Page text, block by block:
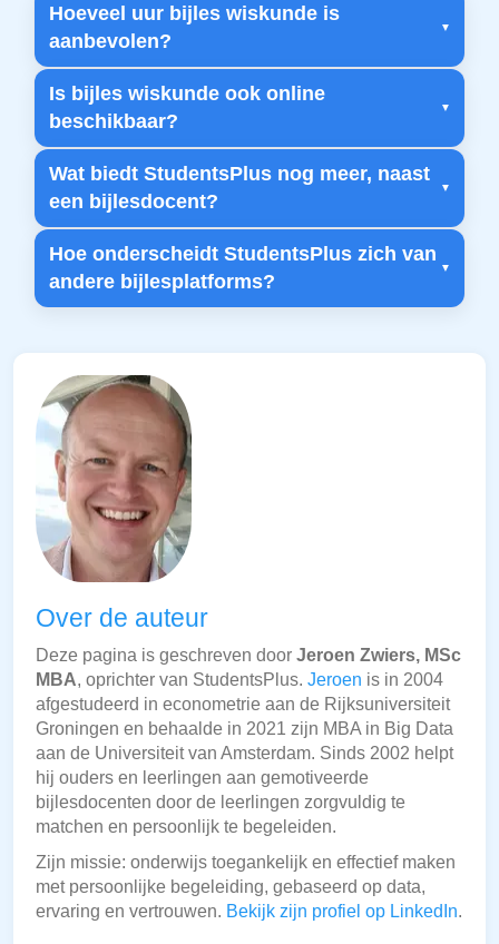
Hoeveel uur bijles wiskunde is
aanbevolen?
Is bijles wiskunde ook online
beschikbaar?
Wat biedt StudentsPlus nog meer, naast
een bijlesdocent?
Hoe onderscheidt StudentsPlus zich van
andere bijlesplatforms?
Over de auteur
Deze pagina is geschreven door Jeroen Zwiers, MSc
MBA, oprichter van StudentsPlus. Jeroen is in 2004
afgestudeerd in econometrie aan de Rijksuniversiteit
Groningen en behaalde in 2021 zijn MBA in Big Data
aan de Universiteit van Amsterdam. Sinds 2002 helpt
hij ouders en leerlingen aan gemotiveerde
bijlesdocenten door de leerlingen zorgvuldig te
matchen en persoonlijk te begeleiden.
Zijn missie: onderwijs toegankelijk en effectief maken
met persoonlijke begeleiding, gebaseerd op data,
ervaring en vertrouwen. Bekijk zijn profiel op LinkedIn.